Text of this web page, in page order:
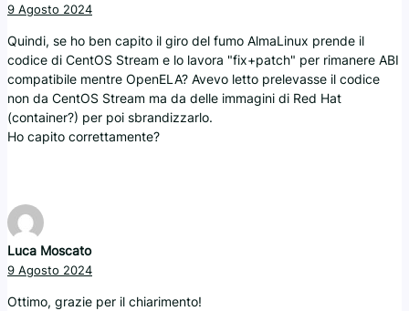
9 Agosto 2024
Quindi, se ho ben capito il giro del fumo AlmaLinux prende il
codice di CentOS Stream e lo lavora "fix+patch" per rimanere ABI
compatibile mentre OpenELA? Avevo letto prelevasse il codice
non da CentOS Stream ma da delle immagini di Red Hat
(container?) per poi sbrandizzarlo.
Ho capito correttamente?
Luca Moscato
9 Agosto 2024
Ottimo, grazie per il chiarimento!